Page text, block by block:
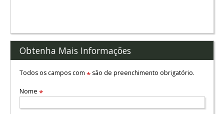
Obtenha Mais Informações
Todos os campos com *são de preenchimento obrigatório.
Nome *